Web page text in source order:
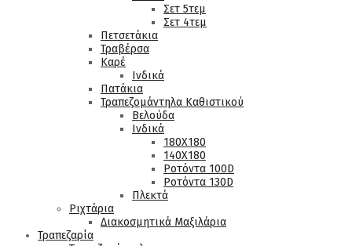
Σετ 5τεμ
Σετ 4τεμ
Πετσετάκια
Τραβέρσα
Καρέ
Ινδικά
Πατάκια
Τραπεζομάντηλα Καθιστικού
Βελούδα
Ινδικά
180Χ180
140Χ180
Ροτόντα 100D
Ροτόντα 130D
Πλεκτά
Ριχτάρια
Διακοσμητικά Μαξιλάρια
Τραπεζαρία